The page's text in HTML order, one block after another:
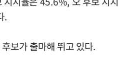
.
보가 출마해 뛰고 있다.